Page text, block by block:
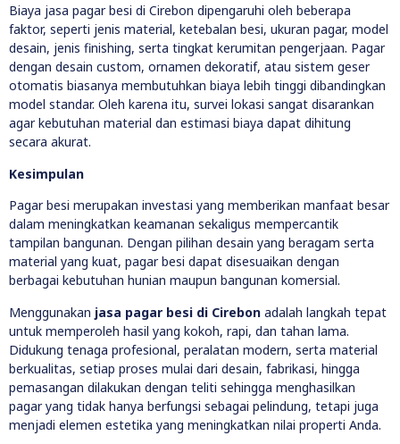
Biaya jasa pagar besi di Cirebon dipengaruhi oleh beberapa
faktor, seperti jenis material, ketebalan besi, ukuran pagar, model
desain, jenis finishing, serta tingkat kerumitan pengerjaan. Pagar
dengan desain custom, ornamen dekoratif, atau sistem geser
otomatis biasanya membutuhkan biaya lebih tinggi dibandingkan
model standar. Oleh karena itu, survei lokasi sangat disarankan
agar kebutuhan material dan estimasi biaya dapat dihitung
secara akurat.
Kesimpulan
Pagar besi merupakan investasi yang memberikan manfaat besar
dalam meningkatkan keamanan sekaligus mempercantik
tampilan bangunan. Dengan pilihan desain yang beragam serta
material yang kuat, pagar besi dapat disesuaikan dengan
berbagai kebutuhan hunian maupun bangunan komersial.
Menggunakan jasa pagar besi di Cirebon adalah langkah tepat
untuk memperoleh hasil yang kokoh, rapi, dan tahan lama.
Didukung tenaga profesional, peralatan modern, serta material
berkualitas, setiap proses mulai dari desain, fabrikasi, hingga
pemasangan dilakukan dengan teliti sehingga menghasilkan
pagar yang tidak hanya berfungsi sebagai pelindung, tetapi juga
menjadi elemen estetika yang meningkatkan nilai properti Anda.